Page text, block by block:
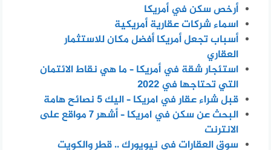
أرخص سكن في أمريكا
اسماء شركات عقارية أمريكية
أسباب تجعل أمريكا أفضل مكان للاستثمار
العقاري
استئجار شقة في أمريكا – ما هي نقاط الائتمان
التي تحتاجها في 2022
قبل شراء عقار في امريكا – اليك 5 نصائح هامة
البحث عن سكن في امريكا – أشهر 7 مواقع على
الانترنت
سوق العقارات في نيويورك .. قطر والكويت